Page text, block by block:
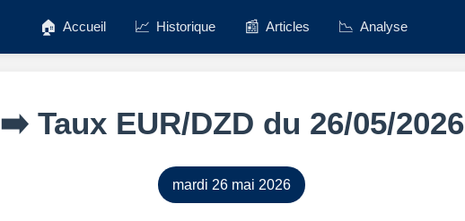
🏠 Accueil 📈 Historique 📰 Articles 📉 Analyse
➡️ Taux EUR/DZD du 26/05/2026
mardi 26 mai 2026